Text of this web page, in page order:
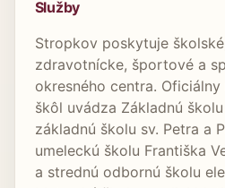
Služby
Stropkov poskytuje
zdravotnícke, športové a
okresného centra.
škôl uvádza Základnú
základnú školu sv. Petra a
umeleckú školu Františka
a strednú odbornú školu